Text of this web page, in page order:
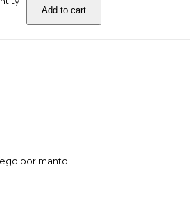
Add to cart
por manto.